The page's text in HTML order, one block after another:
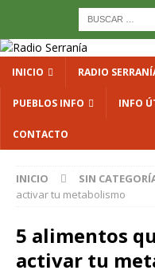
INICIO RADIO
PUEBLOS INFO INFO
CONTACTO
INICIO SIN
activar tu metabolismo
5 alimentos
activar tu